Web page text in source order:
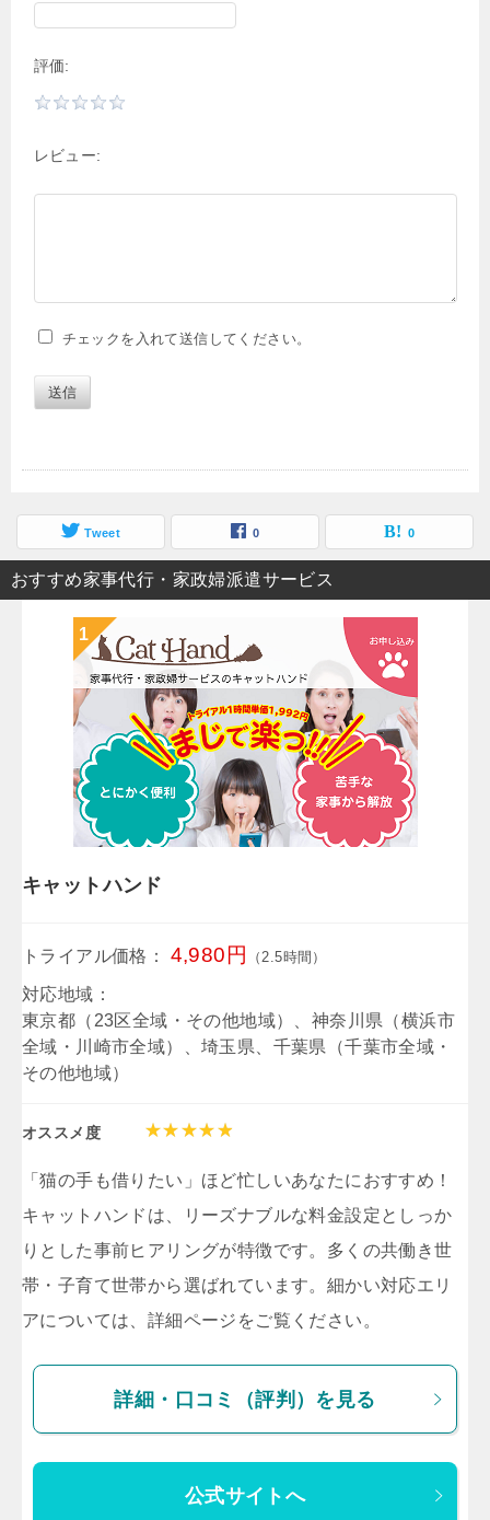
評価:
レビュー:
チェックを入れて送信してください。
送信
Tweet 0 0
おすすめ家事代行・家政婦派遣サービス
キャットハンド
トライアル価格： 4,980円 （2.5時間）
対応地域：
東京都（23区全域・その他地域）、神奈川県（横浜市
全域・川崎市全域）、埼玉県、千葉県（千葉市全域・
その他地域）
オススメ度
「猫の手も借りたい」ほど忙しいあなたにおすすめ！
キャットハンドは、リーズナブルな料金設定としっか
りとした事前ヒアリングが特徴です。多くの共働き世
帯・子育て世帯から選ばれています。細かい対応エリ
アについては、詳細ページをご覧ください。
詳細・口コミ（評判）を見る
公式サイトへ